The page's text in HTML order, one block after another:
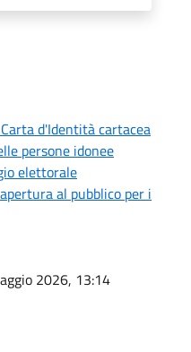
d'Identità cartacea
persone idonee
elettorale
al pubblico per i
2026, 13:14